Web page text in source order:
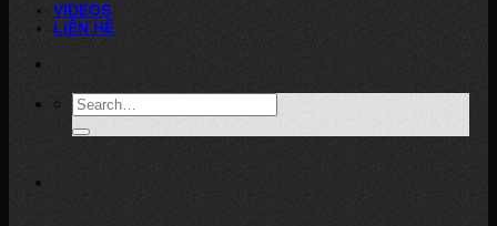
VIDEOS
LIÊN HỆ